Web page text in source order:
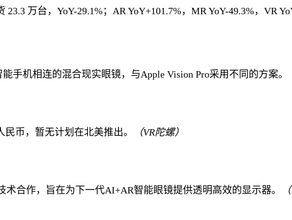
万台，YoY-29.1%；AR YoY+101.7%，MR YoY-49.3%，VR
手机相连的混合现实眼镜，与Apple Vision Pro采用不同的方案。
币，暂无计划在北美推出。
（VR陀螺）
术合作，旨在为下一代AI+AR智能眼镜提供透明高效的显示器。